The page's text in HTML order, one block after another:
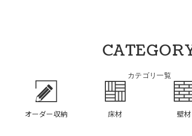
カテゴリ一覧
オーダー収納 床材 壁材